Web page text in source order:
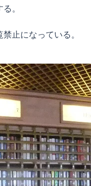
。
止になっている。